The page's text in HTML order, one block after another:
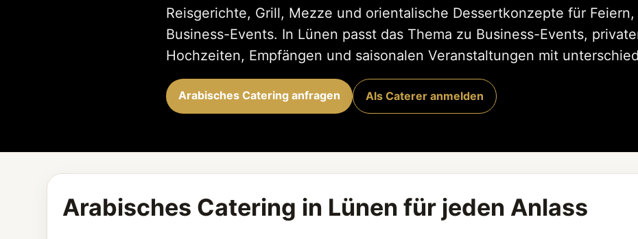
Reisgerichte, Grill, Mezze und orientalische Dessertkonzepte für
Business-Events. In Lünen passt das Thema zu Business-Events,
Hochzeiten, Empfängen und saisonalen Veranstaltungen mit
Arabisches Catering anfragen Als Caterer anmelden
Arabisches Catering in Lünen für jeden Anlass